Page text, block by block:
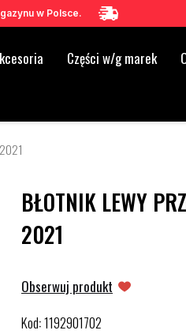
w Polsce.
Części w/g marek
BŁOTNIK LEWY
2021
Obserwuj produkt
Kod:1192901702